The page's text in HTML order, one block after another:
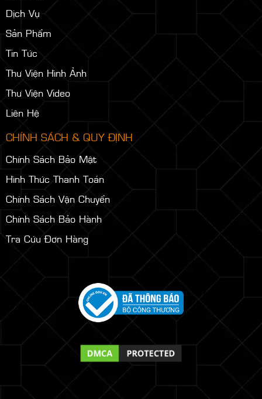
Dịch Vụ
Sản Phẩm
Tin Tức
Thư Viện Hình Ảnh
Thư Viện Video
Liên Hệ
CHÍNH SÁCH & QUY ĐỊNH
Chính Sách Bảo Mật
Hình Thức Thanh Toán
Chính Sách Vận Chuyển
Chính Sách Bảo Hành
Tra Cứu Đơn Hàng